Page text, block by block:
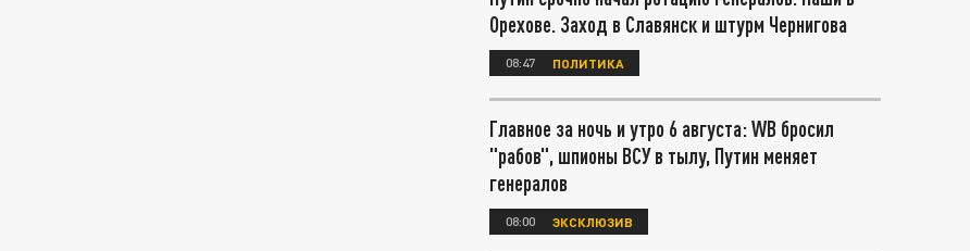
Орехове. Заход в Славянск и штурм Чернигова
08:47 ПОЛИТИКА
Главное за ночь и утро 6 августа: WB бросил
"рабов", шпионы ВСУ в тылу, Путин меняет
генералов
08:00 ЭКСКЛЮЗИВ